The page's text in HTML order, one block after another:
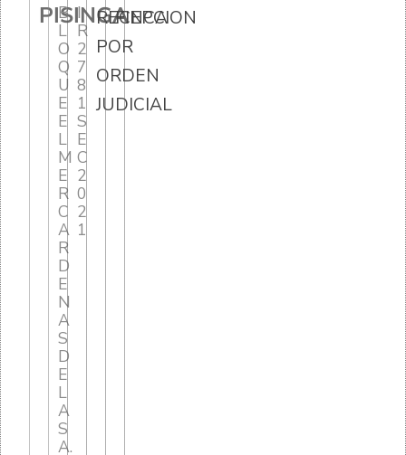
PISINGA
B
L
O
Q
U
E
E
L
M
E
R
C
A
R
D
E
N
A
S
D
E
L
A
S
A.
I
R
2
7
8
1
S
E
C
2
0
2
1
RECEPCION
POR
ORDEN
JUDICIAL
FINCA